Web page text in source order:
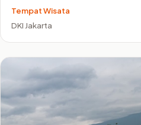
Tempat Wisata
DKI Jakarta